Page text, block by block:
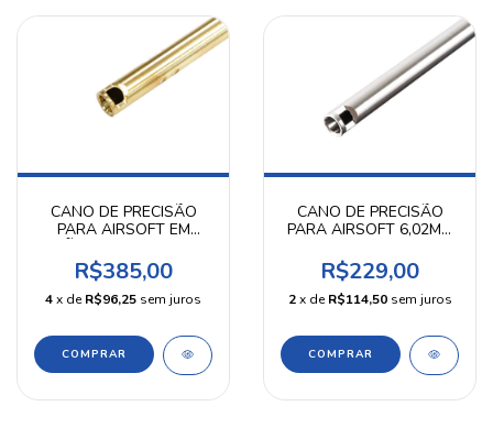
CANO DE PRECISÃO
PARA AIRSOFT EM
GUARDER
R$385,00
4x deR$96,25 sem juros
CANO DE PRECISÃO
PARA AIRSOFT 6,02MM
R$229,00
2 x deR$114,50 sem juros